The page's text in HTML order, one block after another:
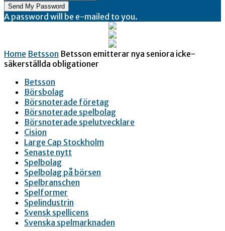
A password will be e-mailed to you.
Home Betsson Betsson emitterar nya seniora icke-
säkerställda obligationer
Betsson
Börsbolag
Börsnoterade företag
Börsnoterade spelbolag
Börsnoterade spelutvecklare
Cision
Large Cap Stockholm
Senaste nytt
Spelbolag
Spelbolag på börsen
Spelbranschen
Spelformer
Spelindustrin
Svensk spellicens
Svenska spelmarknaden